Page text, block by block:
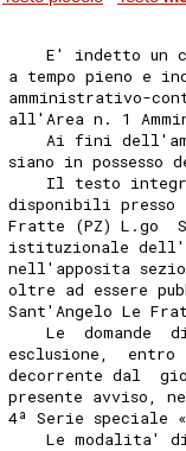
E' indetto un
a tempo pieno e
amministrativo-
all'Area n. 1
Ai fini
siano in
Il testo
disponibili presso
Fratte (PZ) L.go
istituzionale
nell'apposita
oltre ad essere
Sant'Angelo Le
Le  domande
esclusione,
decorrente dal
presente avviso,
4ª Serie speciale
Le modalita'